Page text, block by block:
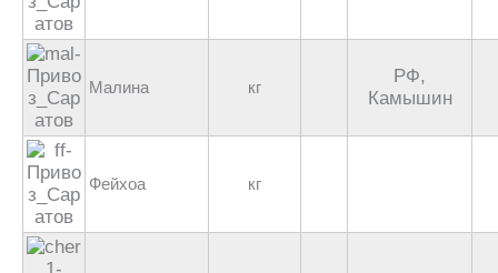
Малина кг
РФ,
Камышин
Фейхоа кг